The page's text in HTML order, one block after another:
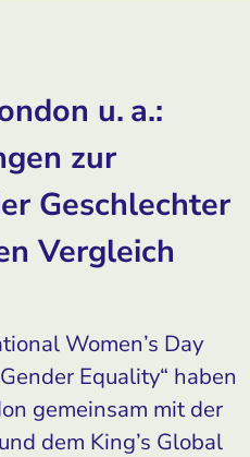
u. a.:
zur
Geschlechter
Vergleich
Women’s Day
Equality“ haben
gemeinsam mit der
dem King’s Global